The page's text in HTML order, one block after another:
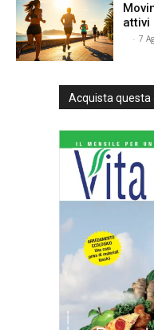
attivi
- 7
Acquista questa